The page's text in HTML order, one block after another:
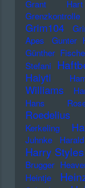
Grant Hart
Grenzkontrolle
Grim104
Apes
Gunter
Günther
Stefani
Haiyti
Williams
Hans
Roedelius
Kerkeling
Juhnke
Harry Styles
Brugger
Heintje